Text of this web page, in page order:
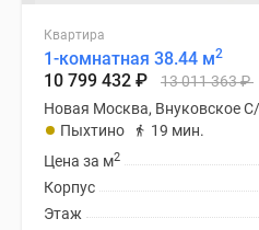
Квартира
1-комнатная 38.44 м2
10 799 432 ₽ 13 011 363₽
Новая Москва, Внуковское
Пыхтино
19 мин.
Цена за м2
Корпус
Этаж